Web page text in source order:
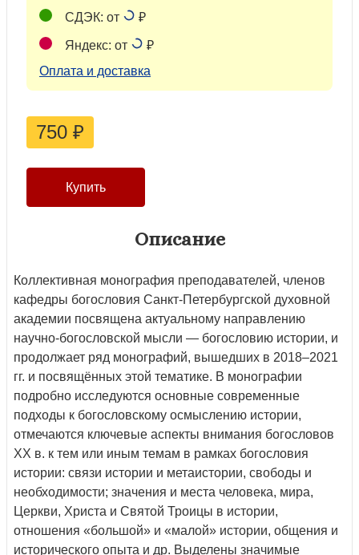
СДЭК: от ₽
Яндекс: от
₽
Оплата и доставка
750 ₽
Описание
Коллективная монография преподавателей, членов
кафедры богословия Санкт-Петербургской духовной
академии посвящена актуальному направлению
научно-богословской мысли — богословию истории, и
продолжает ряд монографий, вышедших в 2018–2021
гг. и посвящённых этой тематике. В монографии
подробно исследуются основные современные
подходы к богословскому осмыслению истории,
отмечаются ключевые аспекты внимания богословов
XX в. к тем или иным темам в рамках богословия
истории: связи истории и метаистории, свободы и
необходимости; значения и места человека, мира,
Церкви, Христа и Святой Троицы в истории,
отношения «большой» и «малой» истории, общения и
исторического опыта и др. Выделены значимые